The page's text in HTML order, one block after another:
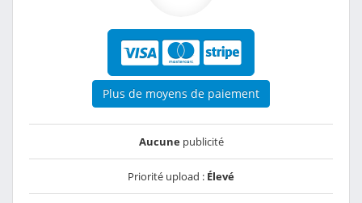
Plus de moyens de paiement
Aucunepublicité
Priorité upload : Élevé